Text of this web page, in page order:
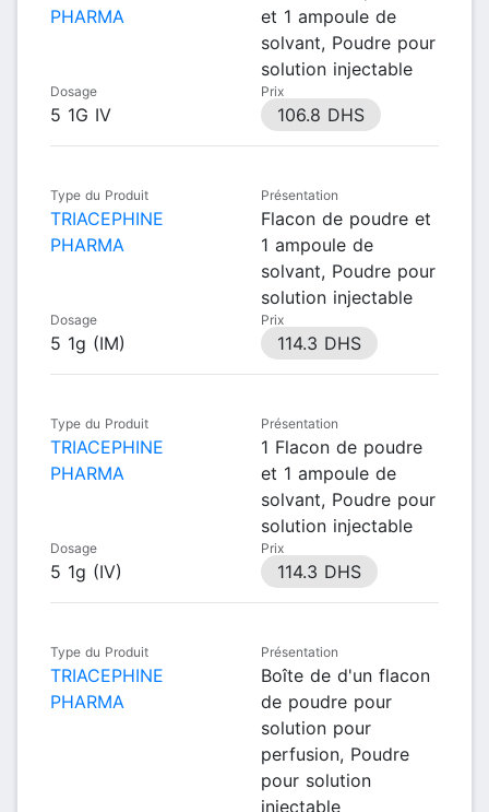
PHARMA
et 1 ampoule de
solvant, Poudre pour
solution injectable
Dosage
5 1G IV
Prix
106.8 DHS
Type du Produit
TRIACEPHINE
PHARMA
Présentation
Flacon de poudre et
1 ampoule de
solvant, Poudre pour
solution injectable
Dosage
5 1g (IM)
Prix
114.3 DHS
Type du Produit
TRIACEPHINE
PHARMA
Présentation
1 Flacon de poudre
et 1 ampoule de
solvant, Poudre pour
solution injectable
Dosage
5 1g (IV)
Prix
114.3 DHS
Type du Produit
TRIACEPHINE
PHARMA
Présentation
Boîte de d'un flacon
de poudre pour
solution pour
perfusion, Poudre
pour solution
injectable